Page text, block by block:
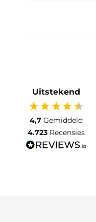
Uitstekend
4,7 Gemiddeld
4.723 Recensies